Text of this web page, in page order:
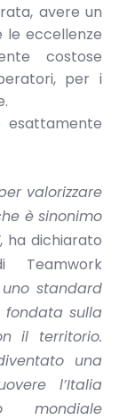
avere un
le eccellenze
costose
per i
esattamente
valorizzare
è sinonimo
, ha dichiarato
Teamwork
standard
fondata sulla
il territorio.
una
l’Italia
mondiale